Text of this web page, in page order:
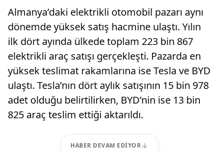
Almanya’daki elektrikli otomobil pazarı aynı
dönemde yüksek satış hacmine ulaştı. Yılın
ilk dört ayında ülkede toplam 223 bin 867
elektrikli araç satışı gerçekleşti. Pazarda en
yüksek teslimat rakamlarına ise Tesla ve BYD
ulaştı. Tesla’nın dört aylık satışının 15 bin 978
adet olduğu belirtilirken, BYD’nin ise 13 bin
825 araç teslim ettiği aktarıldı.
HABER DEVAM EDIYOR